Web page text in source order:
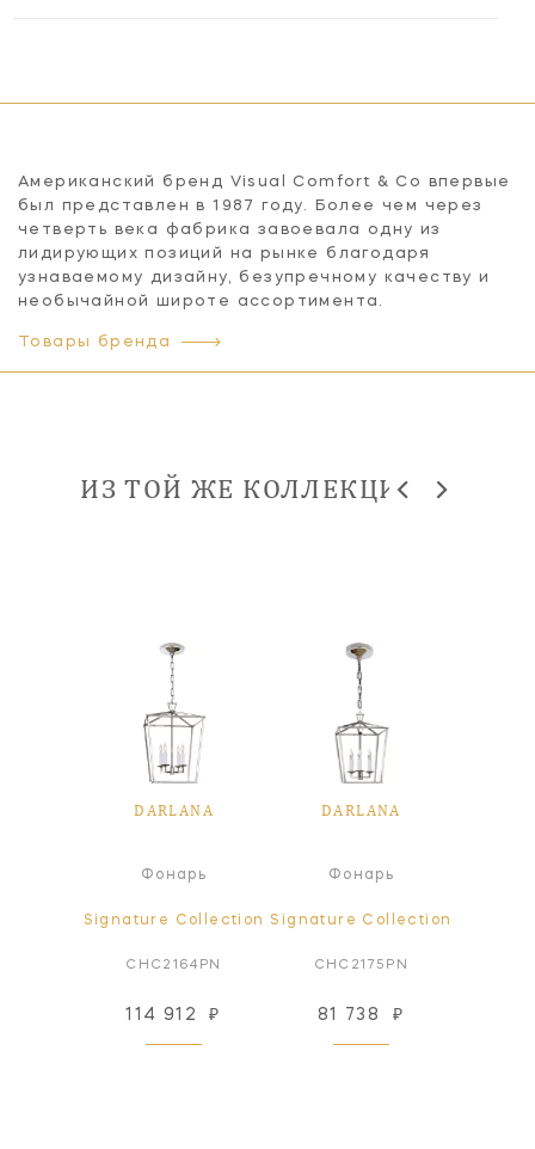
Американский бренд Visual Comfort & Co впервые
был представлен в 1987 году. Более чем через
четверть века фабрика завоевала одну из
лидирующих позиций на рынке благодаря
узнаваемому дизайну, безупречному качеству и
необычайной широте ассортимента.
Товары бренда
ИЗ ТОЙ ЖЕ КОЛЛЕКЦИИ
DARLANA
Фонарь
Signature Collection
CHC2164PN
114 912 ₽
DARLANA
Фонарь
Signature Collection
CHC2175PN
81 738 ₽